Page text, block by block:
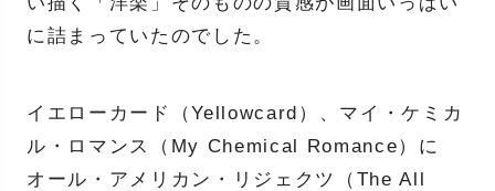
に詰まっていたのでした。
イエローカード（Yellowcard）、マイ・ケミカ
ル・ロマンス（My Chemical Romance）に
オール・アメリカン・リジェクツ（The All